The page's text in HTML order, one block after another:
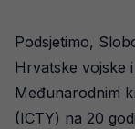
Podsjetimo,
Hrvatske vojske
Međunarodnim
(ICTY) na 20